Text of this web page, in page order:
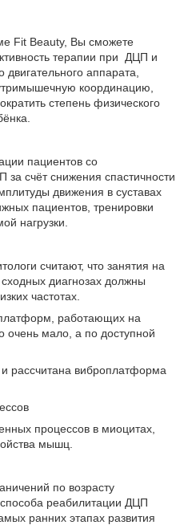
Fit Beauty, Вы сможете
терапии при ДЦП и
аппарата,
координацию,
степень физического
пациентов со
счёт снижения спастичности
движения в суставах
пациентов, тренировки
нагрузки.
считают, что занятия на
диагнозах должны
частотах.
работающих на
очень мало, а по доступной
рассчитана виброплатформа
процессов в миоцитах,
мышц.
по возрасту
реабилитации ДЦП
ранних этапах развития